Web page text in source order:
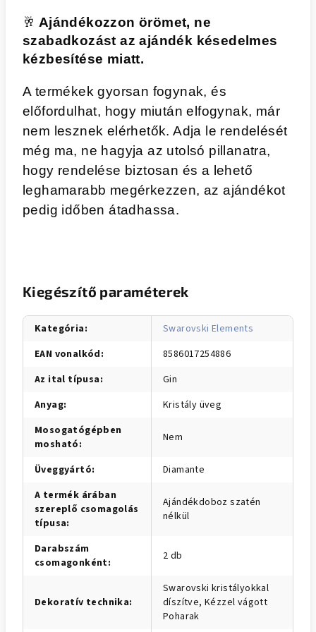
🥂 Ajándékozzon örömet, ne
szabadkozást az ajándék késedelmes
kézbesítése miatt.
A termékek gyorsan fogynak, és
előfordulhat, hogy miután elfogynak, már
nem lesznek elérhetők. Adja le rendelését
még ma, ne hagyja az utolsó pillanatra,
hogy rendelése biztosan és a lehető
leghamarabb megérkezzen, az ajándékot
pedig időben átadhassa.
Kiegészítő paraméterek
Kategória:
Swarovski Elements
EAN vonalkód:
8586017254886
Az ital típusa:
Gin
Anyag:
Kristály üveg
Mosogatógépben
mosható: Nem
Üveggyártó:
Diamante
A termék árában
szereplő csomagolás
típusa:
Ajándékdoboz szatén
nélkül
Darabszám
csomagonként: 2 db
Dekoratív technika:
Swarovski kristályokkal
díszítve, Kézzel vágott
Poharak